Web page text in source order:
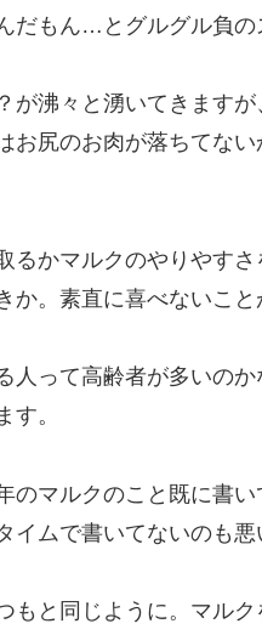
だもん…とグルグル負の
が沸々と湧いてきます
お尻のお肉が落ちてな
るかマルクのやりやす
か。素直に喜べないこ
人って高齢者が多いの
す。
のマルクのこと既に書
イムで書いてないのも悪
もと同じように。マル